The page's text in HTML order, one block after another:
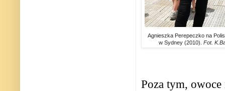
Agnieszka Perepeczko na
w Sydney (2010). Fot.
Poza tym,